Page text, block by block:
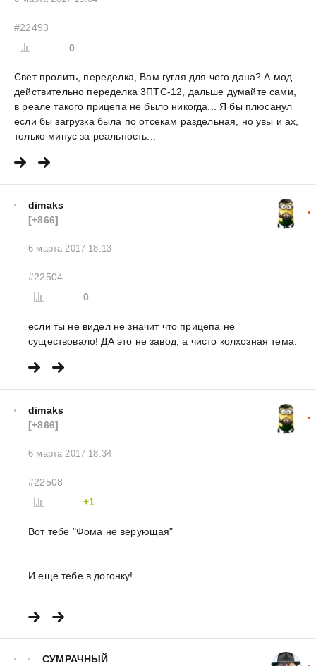
#22493
0
Свет пролить, переделка, Вам гугля для чего дана? А мод
действительно переделка 3ПТС-12, дальше думайте сами,
в реале такого прицепа не было никогда... Я бы плюсанул
если бы загрузка была по отсекам раздельная, но увы и ах,
только минус за реальность...
dimaks
[+866]
6 марта 2017 18:13
#22504
0
если ты не видел не значит что прицепа не
существовало! ДА это не завод, а чисто колхозная тема.
dimaks
[+866]
6 марта 2017 18:34
#22508
+1
Вот тебе "Фома не верующая"
И еще тебе в догонку!
СУМРАЧНЫЙ